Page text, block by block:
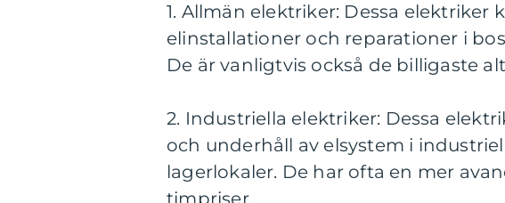
1. Allmän elektriker: Dessa elektriker
elinstallationer och reparationer i
De är vanligtvis också de billigaste
2. Industriella elektriker: Dessa
och underhåll av elsystem i
lagerlokaler. De har ofta en mer